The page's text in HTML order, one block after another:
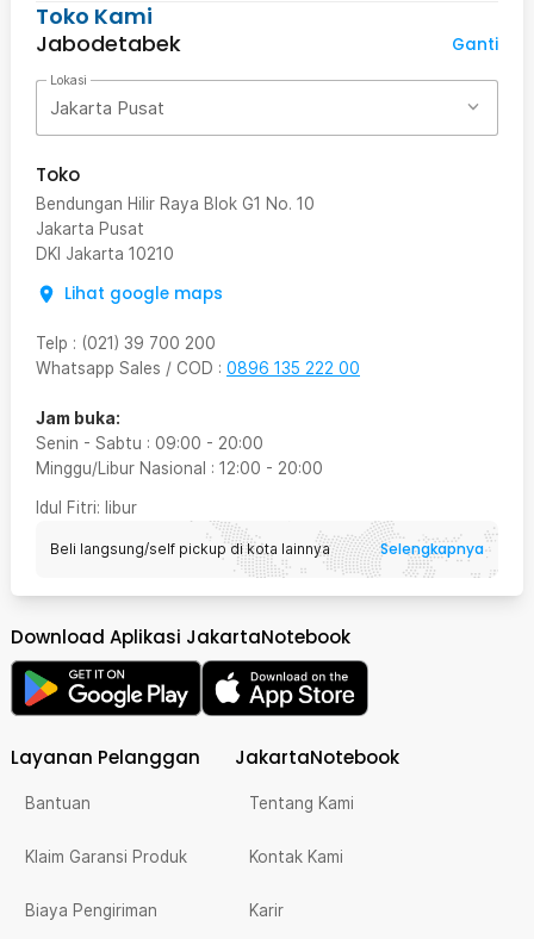
Toko Kami
Jabodetabek
Ganti
Lokasi
Jakarta Pusat
Toko
Bendungan Hilir Raya Blok G1 No. 10
Jakarta Pusat
DKI Jakarta 10210
Lihat google maps
Telp : (021) 39 700 200
Whatsapp Sales / COD : 0896 135 222 00
Jam buka:
Senin - Sabtu : 09:00 - 20:00
Minggu/Libur Nasional : 12:00 - 20:00
Idul Fitri: libur
Beli langsung/self pickup di kota lainnya Selengkapnya
Download Aplikasi JakartaNotebook
Layanan Pelanggan
Bantuan
Klaim Garansi Produk
Biaya Pengiriman
JakartaNotebook
Tentang Kami
Kontak Kami
Karir